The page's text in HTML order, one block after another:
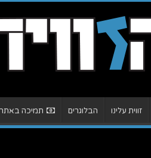
זווית עלינו הבלוגרים תמיכה באתר